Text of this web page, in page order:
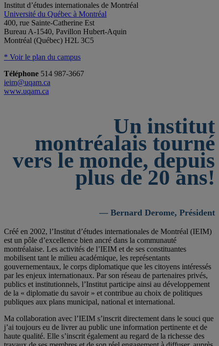
Institut d’études internationales de Montréal
Université du Québec à Montréal
400, rue Sainte-Catherine Est
Bureau A-1540, Pavillon Hubert-Aquin
Montréal (Québec) H2L 3C5
* Voir le plan du campus
Téléphone 514 987-3667
ieim@uqam.ca
www.uqam.ca
Un institut
montréalais tourné
vers le monde, depuis
plus de 20 ans!
— Bernard Derome, Président
Créé en 2002, l’Institut d’études internationales de Montréal (IEIM)
est un pôle d’excellence bien ancré dans la communauté
montréalaise. Les activités de l’IEIM et de ses constituantes
mobilisent tant le milieu académique, les représentants
gouvernementaux, le corps diplomatique que les citoyens intéressés
par les enjeux internationaux. Par son réseau de partenaires privés,
publics et institutionnels, l’Institut participe ainsi au développement
de la « diplomatie du savoir » et contribue au choix de politiques
publiques aux plans municipal, national et international.
Ma collaboration avec l’IEIM s’inscrit directement dans le souci que
j’ai toujours eu de livrer au public une information pertinente et de
haute qualité. Elle s’inscrit également au regard de la richesse des